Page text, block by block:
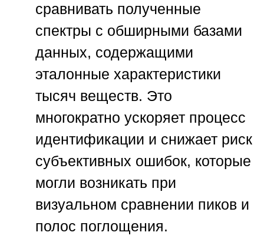
сравнивать полученные
спектры с обширными базами
данных, содержащими
эталонные характеристики
тысяч веществ. Это
многократно ускоряет процесс
идентификации и снижает риск
субъективных ошибок, которые
могли возникать при
визуальном сравнении пиков и
полос поглощения.